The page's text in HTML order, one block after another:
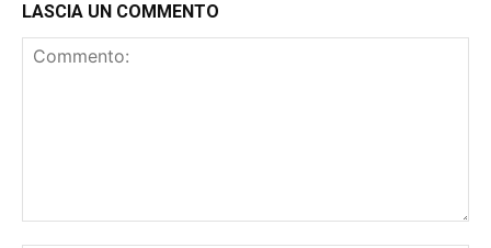
LASCIA UN COMMENTO